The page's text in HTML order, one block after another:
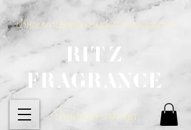
RITZ
FRAGRANCE
น้ำหอมแท้ ราคาถูก
น้ำหอมเคาน์เตอร์แบรนด์แท้ ราคามิตรภาพ